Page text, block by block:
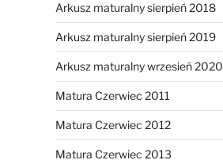
Arkusz maturalny sierpień 2018
Arkusz maturalny sierpień 2019
Arkusz maturalny wrzesień 2020
Matura Czerwiec 2011
Matura Czerwiec 2012
Matura Czerwiec 2013